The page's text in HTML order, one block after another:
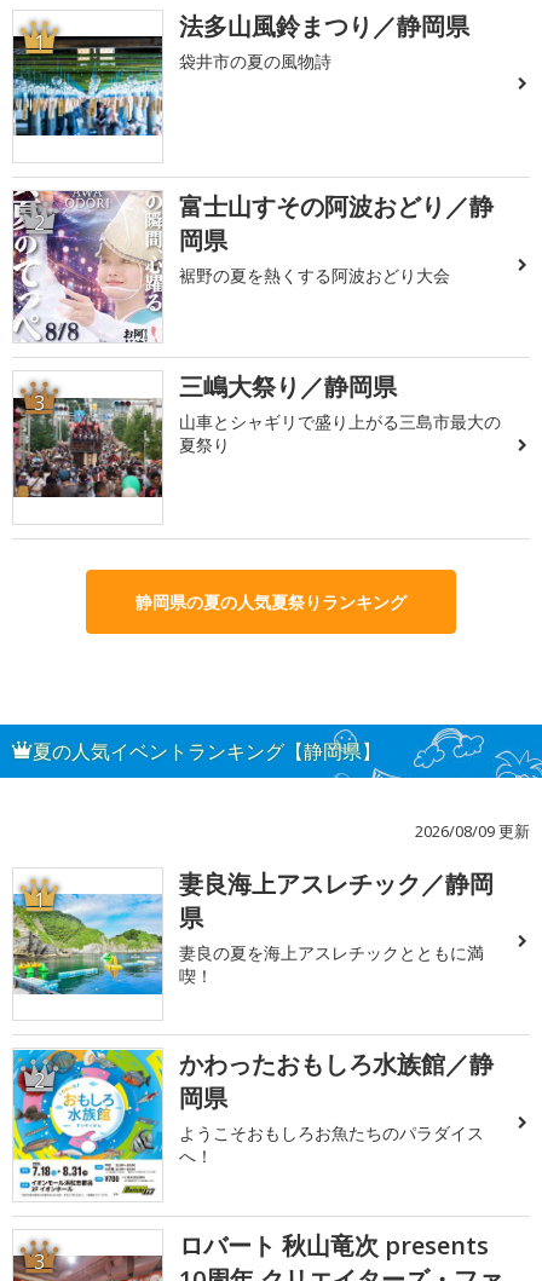
1 法多山風鈴まつり／静岡県
袋井市の夏の風物詩
2
富士山すその阿波おどり／静
岡県
裾野の夏を熱くする阿波おどり大会
3 三嶋大祭り／静岡県
山車とシャギリで盛り上がる三島市最大の
夏祭り
静岡県の夏の人気夏祭りランキング
夏の人気イベントランキング【静岡県】
2026/08/09 更新
1
妻良海上アスレチック／静岡
県
妻良の夏を海上アスレチックとともに満
喫！
2
かわったおもしろ水族館／静
岡県
ようこそおもしろお魚たちのパラダイス
へ！
3
ロバート 秋山竜次 presents